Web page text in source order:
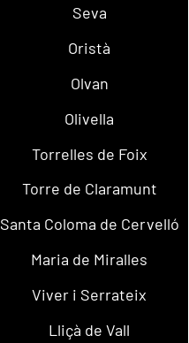
Seva
Oristà
Olvan
Olivella
Torrelles de Foix
Torre de Claramunt
Santa Coloma de Cervelló
Maria de Miralles
Viver i Serrateix
Lliçà de Vall